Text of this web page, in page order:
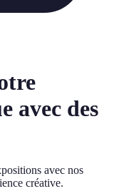
avec des
avec nos
créative.